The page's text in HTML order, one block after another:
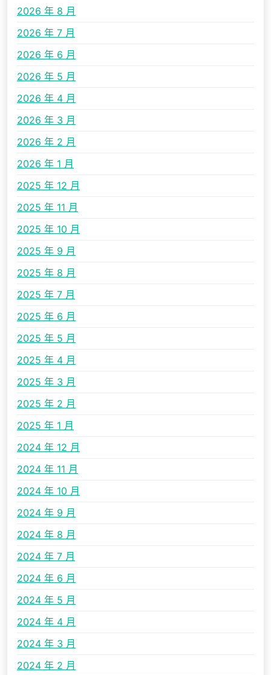
2026 年 8 月
2026 年 7 月
2026 年 6 月
2026 年 5 月
2026 年 4 月
2026 年 3 月
2026 年 2 月
2026 年 1 月
2025 年 12 月
2025 年 11 月
2025 年 10 月
2025 年 9 月
2025 年 8 月
2025 年 7 月
2025 年 6 月
2025 年 5 月
2025 年 4 月
2025 年 3 月
2025 年 2 月
2025 年 1 月
2024 年 12 月
2024 年 11 月
2024 年 10 月
2024 年 9 月
2024 年 8 月
2024 年 7 月
2024 年 6 月
2024 年 5 月
2024 年 4 月
2024 年 3 月
2024 年 2 月